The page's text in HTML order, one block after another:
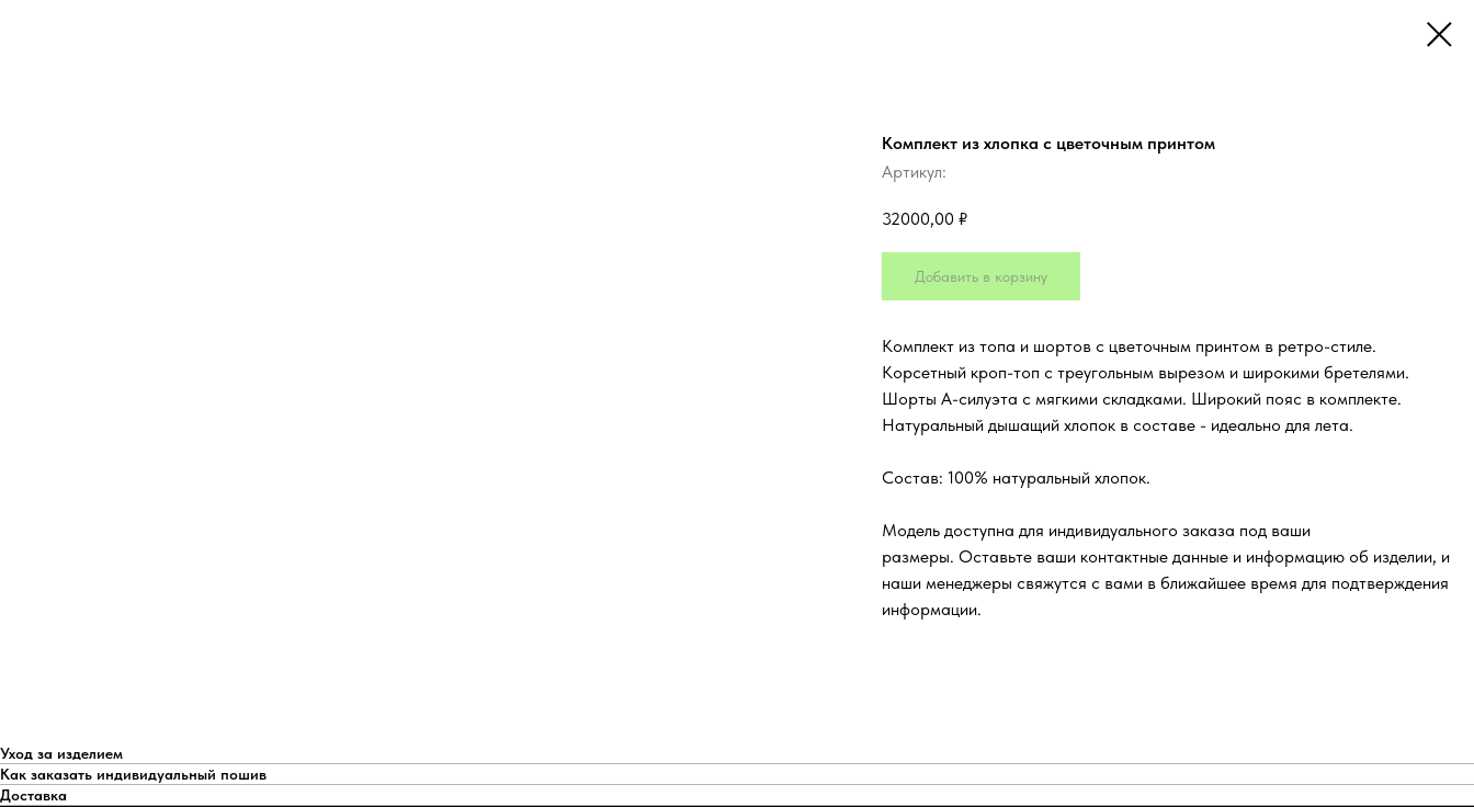
Комплект из хлопка с цветочным принтом
Артикул:
32000,00 ₽
Добавить в корзину
Комплект из топа и шортов с цветочным принтом в ретро-стиле.
Корсетный кроп-топ с треугольным вырезом и широкими бретелями.
Шорты А-силуэта с мягкими складками. Широкий пояс в комплекте.
Натуральный дышащий хлопок в составе - идеально для лета.
Состав: 100% натуральный хлопок.
Модель доступна для индивидуального заказа под ваши
размеры. Оставьте ваши контактные данные и информацию об изделии, и
наши менеджеры свяжутся с вами в ближайшее время для подтверждения
информации.
Уход за изделием
Как заказать индивидуальный пошив
Доставка